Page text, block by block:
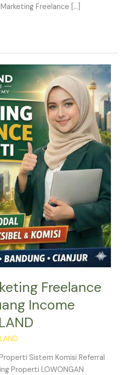
Freelance […]
Freelance
Income
Sistem Komisi Referral
Properti LOWONGAN